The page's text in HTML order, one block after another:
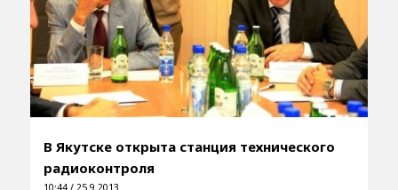
В Якутске открыта станция технического
радиоконтроля
10:44 / 25.9.2013